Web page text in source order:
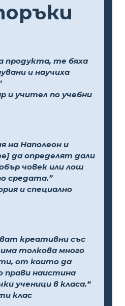
продукта, те бяха
и научиха
и учител по учебни
на Наполеон и
да определят дали
човек или лош
средата.”
и специално
креативни със
толкова много
от които да
прави наистина
ученици в класа.“
клас